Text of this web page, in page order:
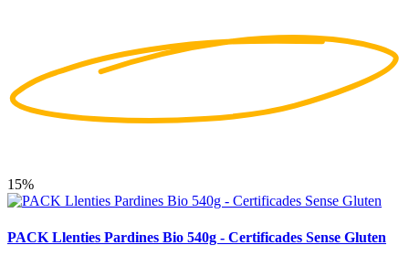
15%
PACK Llenties Pardines Bio 540g - Certificades Sense Gluten